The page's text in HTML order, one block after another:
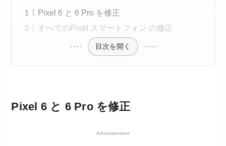
Pixel 6 と 6 Pro を修正
すべてのPixel スマートフォン の修正
目次を開く
Pixel 6 と 6 Pro を修正
Advertisement